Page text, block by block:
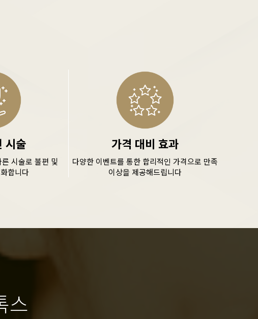
시술
시술로 불편 및
합니다
가격 대비 효과
다양한 이벤트를 통한 합리적인 가격으로 만족
이상을 제공해드립니다
스